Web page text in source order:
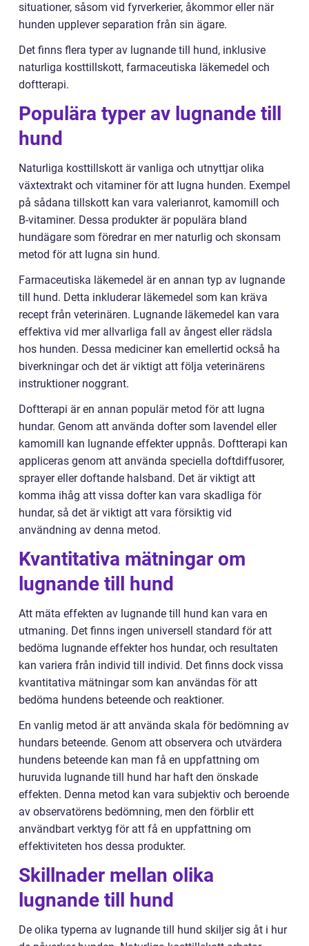
situationer, såsom vid fyrverkerier, åkommor eller när
hunden upplever separation från sin ägare.
Det finns flera typer av lugnande till hund, inklusive
naturliga kosttillskott, farmaceutiska läkemedel och
doftterapi.
Populära typer av lugnande till
hund
Naturliga kosttillskott är vanliga och utnyttjar olika
växtextrakt och vitaminer för att lugna hunden. Exempel
på sådana tillskott kan vara valerianrot, kamomill och
B-vitaminer. Dessa produkter är populära bland
hundägare som föredrar en mer naturlig och skonsam
metod för att lugna sin hund.
Farmaceutiska läkemedel är en annan typ av lugnande
till hund. Detta inkluderar läkemedel som kan kräva
recept från veterinären. Lugnande läkemedel kan vara
effektiva vid mer allvarliga fall av ångest eller rädsla
hos hunden. Dessa mediciner kan emellertid också ha
biverkningar och det är viktigt att följa veterinärens
instruktioner noggrant.
Doftterapi är en annan populär metod för att lugna
hundar. Genom att använda dofter som lavendel eller
kamomill kan lugnande effekter uppnås. Doftterapi kan
appliceras genom att använda speciella doftdiffusorer,
sprayer eller doftande halsband. Det är viktigt att
komma ihåg att vissa dofter kan vara skadliga för
hundar, så det är viktigt att vara försiktig vid
användning av denna metod.
Kvantitativa mätningar om
lugnande till hund
Att mäta effekten av lugnande till hund kan vara en
utmaning. Det finns ingen universell standard för att
bedöma lugnande effekter hos hundar, och resultaten
kan variera från individ till individ. Det finns dock vissa
kvantitativa mätningar som kan användas för att
bedöma hundens beteende och reaktioner.
En vanlig metod är att använda skala för bedömning av
hundars beteende. Genom att observera och utvärdera
hundens beteende kan man få en uppfattning om
huruvida lugnande till hund har haft den önskade
effekten. Denna metod kan vara subjektiv och beroende
av observatörens bedömning, men den förblir ett
användbart verktyg för att få en uppfattning om
effektiviteten hos dessa produkter.
Skillnader mellan olika
lugnande till hund
De olika typerna av lugnande till hund skiljer sig åt i hur